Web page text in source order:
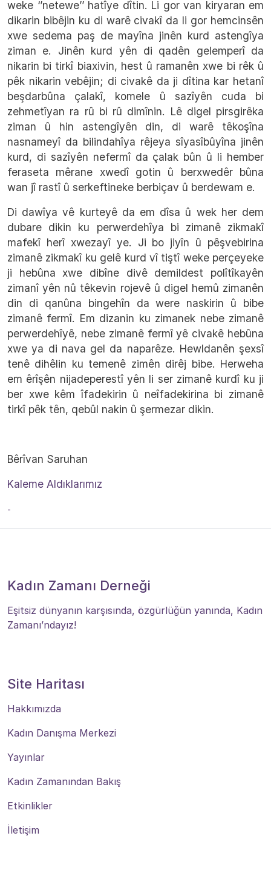
weke ‘’netewe’’ hatîye dîtin. Li gor van kiryaran em
dikarin bibêjin ku di warê civakî da li gor hemcinsên
xwe sedema paş de mayîna jinên kurd astengîya
ziman e. Jinên kurd yên di qadên gelemperî da
nikarin bi tirkî biaxivin, hest û ramanên xwe bi rêk û
pêk nikarin vebêjin; di civakê da ji dîtina kar hetanî
beşdarbûna çalakî, komele û sazîyên cuda bi
zehmetîyan ra rû bi rû dimînin. Lê digel pirsgirêka
ziman û hin astengîyên din, di warê têkoşîna
nasnameyî da bilindahîya rêjeya sîyasîbûyîna jinên
kurd, di sazîyên nefermî da çalak bûn û li hember
feraseta mêrane xwedî gotin û berxwedêr bûna
wan jî rastî û serkeftineke berbiçav û berdewam e.
Di dawîya vê kurteyê da em dîsa û wek her dem
dubare dikin ku perwerdehîya bi zimanê zikmakî
mafekî herî xwezayî ye. Ji bo jiyîn û pêşvebirina
zimanê zikmakî ku gelê kurd vî tiştî weke perçeyeke
ji hebûna xwe dibîne divê demildest polîtîkayên
zimanî yên nû têkevin rojevê û digel hemû zimanên
din di qanûna bingehîn da were naskirin û bibe
zimanê fermî. Em dizanin ku zimanek nebe zimanê
perwerdehîyê, nebe zimanê fermî yê civakê hebûna
xwe ya di nava gel da naparêze. Hewldanên şexsî
tenê dihêlin ku temenê zimên dirêj bibe. Herweha
em êrîşên nijadeperestî yên li ser zimanê kurdî ku ji
ber xwe kêm îfadekirin û neîfadekirina bi zimanê
tirkî pêk tên, qebûl nakin û şermezar dikin.
Bêrîvan Saruhan
Kaleme Aldıklarımız
-
Kadın Zamanı Derneği
Eşitsiz dünyanın karşısında, özgürlüğün yanında, Kadın
Zamanı’ndayız!
Site Haritası
Hakkımızda
Kadın Danışma Merkezi
Yayınlar
Kadın Zamanından Bakış
Etkinlikler
İletişim